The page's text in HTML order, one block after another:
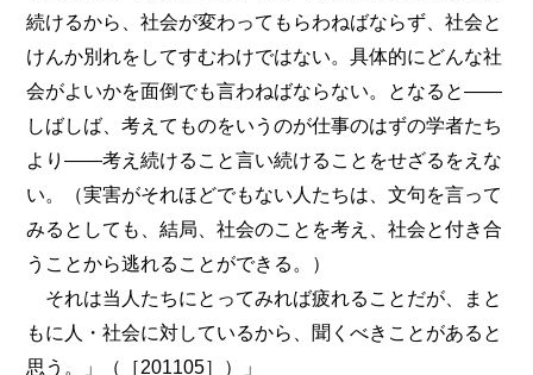
続けるから、社会が変わってもらわねばならず、社会と
けんか別れをしてすむわけではない。具体的にどんな社
会がよいかを面倒でも言わねばならない。となると――
しばしば、考えてものをいうのが仕事のはずの学者たち
より――考え続けること言い続けることをせざるをえな
い。（実害がそれほどでもない人たちは、文句を言って
みるとしても、結局、社会のことを考え、社会と付き合
うことから逃れることができる。）
それは当人たちにとってみれば疲れることだが、まと
もに人・社会に対しているから、聞くべきことがあると
思う。」（［201105］）」